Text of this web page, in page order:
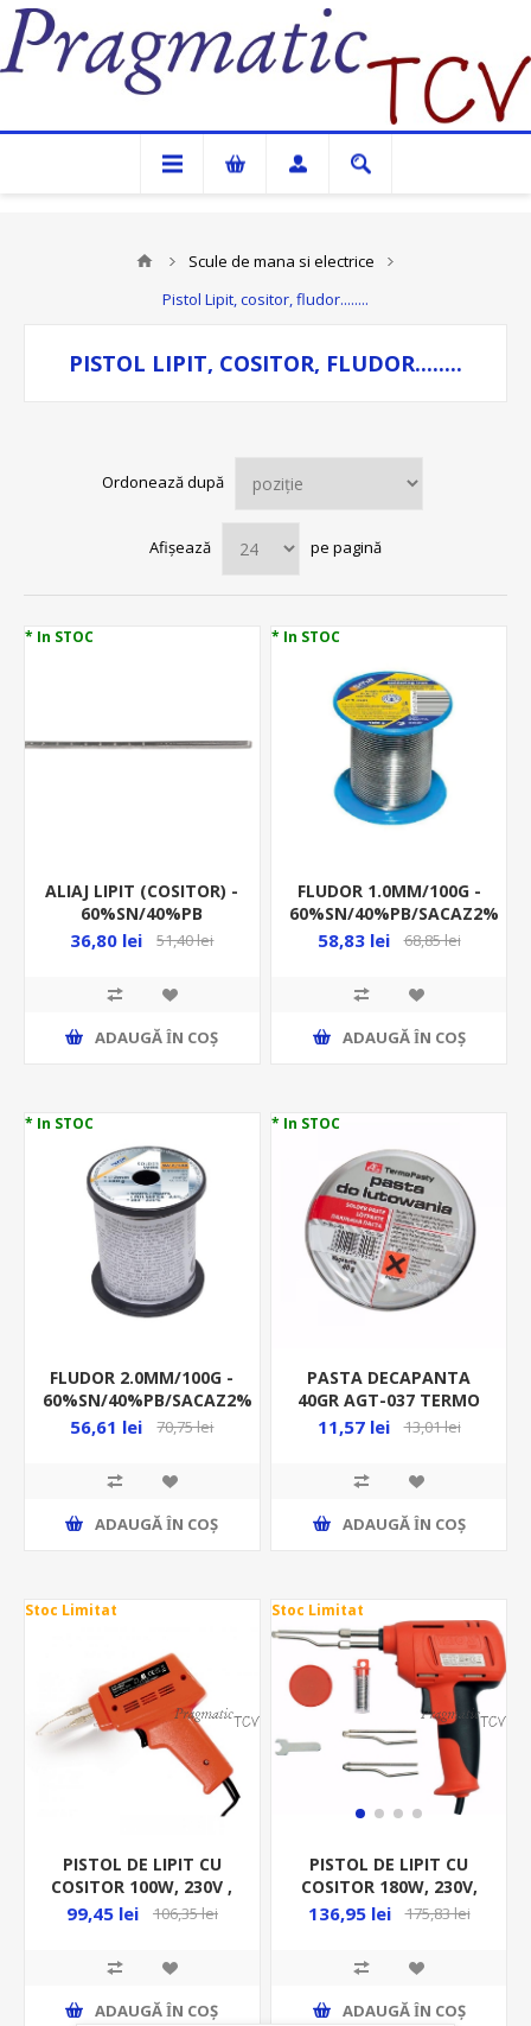
Pragmatic TCV
Scule de mana si electrice
Pistol Lipit, cositor, fludor........
PISTOL LIPIT, COSITOR, FLUDOR........
Ordonează după
Afișează pe pagină
* In STOC
ALIAJ LIPIT (COSITOR) -
60%SN/40%PB
SN60PB40/ BARA
36,80 lei 51,40 lei
ADAUGĂ ȊN COŞ
* In STOC
FLUDOR 1.0MM/100G -
60%SN/40%PB/SACAZ2%
- SW 1/100
58,83 lei 68,85 lei
ADAUGĂ ȊN COŞ
* In STOC
FLUDOR 2.0MM/100G -
60%SN/40%PB/SACAZ2%
- SW 2/100
56,61 lei 70,75 lei
ADAUGĂ ȊN COŞ
* In STOC
PASTA DECAPANTA
40GR AGT-037 TERMO
PLASTY
11,57 lei 13,01 lei
ADAUGĂ ȊN COŞ
Stoc Limitat
PISTOL DE LIPIT CU
COSITOR 100W, 230V ,
SG 109
99,45 lei 106,35 lei
ADAUGĂ ȊN COŞ
Stoc Limitat
PISTOL DE LIPIT CU
COSITOR 180W, 230V,
YT-8245
136,95 lei 175,83 lei
ADAUGĂ ȊN COŞ